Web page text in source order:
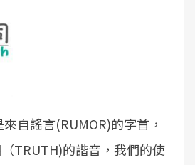
自謠言(RUMOR)的字首，
TRUTH)的諧音，我們的使